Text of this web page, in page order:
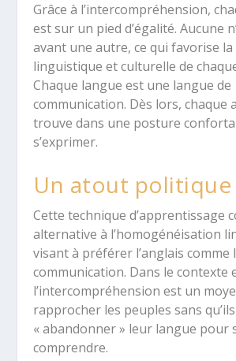
Grâce à l’intercompréhension,
est sur un pied d’égalité. Aucune
avant une autre, ce qui favorise
linguistique et culturelle de
Chaque langue est une langue de
communication. Dès lors, chaque
trouve dans une posture
s’exprimer.
Un atout politique
Cette technique d’apprentissage
alternative à l’homogénéisation
visant à préférer l’anglais comme
communication. Dans le contexte
l’intercompréhension est un
rapprocher les peuples sans
« abandonner » leur langue pour
comprendre.